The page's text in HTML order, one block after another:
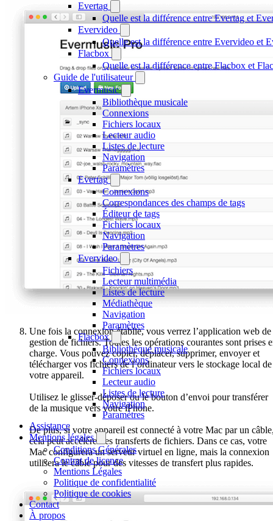
Evertag
Quelle est la différence entre Evertag et
Evervideo
Quelle est la différence entre Evervideo et
Flacbox
Quelle est la différence entre Flacbox et
Guide de l'utilisateur
Evermusic
Bibliothèque musicale
Connexions
Fichiers locaux
Lecteur audio
Listes de lecture
Navigation
Paramètres
Evertag
Connexions
Correspondances des champs de tags
Éditeur de tags
Fichiers locaux
Navigation
Paramètres
Evervideo
Fichiers
Lecteur multimédia
Listes de lecture
Médiathèque
Navigation
Paramètres
Flacbox
Bibliothèque musicale
Connexions
Fichiers locaux
Lecteur audio
Listes de lecture
Navigation
Paramètres
Assistance
Mentions légales
Conditions Générales
Contrat de licence
Mentions Légales
Politique de confidentialité
Politique de cookies
Contact
À propos
Une fois la connexion établie, vous verrez l’application web de
gestion de fichiers. Toutes les opérations courantes sont prises
charge. Vous pouvez copier, déplacer, supprimer, envoyer et
télécharger vos fichiers de l’ordinateur vers le stockage local de
votre appareil.
Utilisez le glisser-déposer ou le bouton d’envoi pour transférer
de la musique vers votre iPhone.
De plus, si votre appareil est connecté à votre Mac par un
cela peut accélérer les transferts de fichiers. Dans ce cas, votre
Mac configurera un serveur virtuel en ligne, mais la connexion
utilisera le câble pour des vitesses de transfert plus rapides.